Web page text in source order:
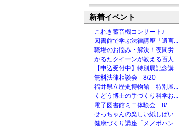
新着イベント
これき蓄音機コンサート♪
図書館で学ぶ法律講座「遺言...
職場のお悩み・解決！夜間労...
かるたクイーンが教える百人...
【申込受付中】特別展記念講...
無料法律相談会 8/20
福井県立歴史博物館 特別展...
くどう博士の手づくり科学お...
電子図書館ミニ体験会 8/...
せっちゃんの楽しい紙しばい...
健康づくり講座「メノポハン...